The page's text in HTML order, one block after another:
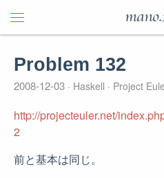
Problem 132
2008-12-03 Haskell Project
http://projecteuler.net/
2
前と基本は同じ。